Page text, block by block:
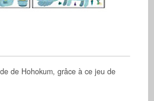
de Hohokum, grâce à ce jeu de